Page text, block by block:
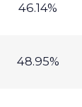
46.14%
48.95%